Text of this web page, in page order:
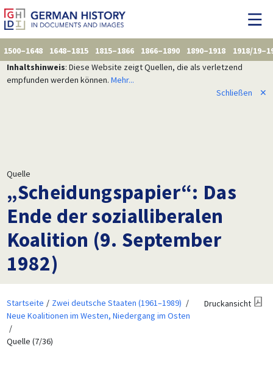
1500–1648 1648–1815 1815–1866 1866–1890 1890–1918
1918/
Inhaltshinweis: Diese Website zeigt Quellen, die als verletzend
empfunden werden können. Mehr...
Schließen
✕
Quelle
„Scheidungspapier“: Das
Ende der sozialliberalen
Koalition (9. September
1982)
Startseite
Zwei deutsche Staaten (1961–1989)
Neue Koalitionen im Westen, Niedergang im Osten
Quelle (7/36)
Druckansicht